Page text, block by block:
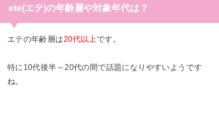
ete(エテ)の年齢層や対象年代は？
エテの年齢層は20代以上 です。
特に10代後半～20代の間で話題になりやすいようです
ね。